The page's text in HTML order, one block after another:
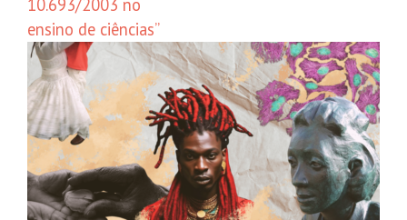
ensino de ciências”